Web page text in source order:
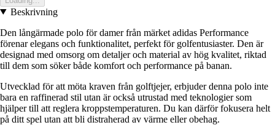
Beskrivning
Den långärmade polo för damer från märket adidas Performance
förenar elegans och funktionalitet, perfekt för golfentusiaster. Den är
designad med omsorg om detaljer och material av hög kvalitet, riktad
till dem som söker både komfort och performance på banan.
Utvecklad för att möta kraven från golftjejer, erbjuder denna polo inte
bara en raffinerad stil utan är också utrustad med teknologier som
hjälper till att reglera kroppstemperaturen. Du kan därför fokusera helt
på ditt spel utan att bli distraherad av värme eller obehag.